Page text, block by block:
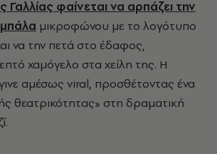
Γαλλίας φαίνεται να αρπάζει την
μικροφώνου με το λογότυπο
να την πετά στο έδαφος,
χαμόγελο στα χείλη της. Η
αμέσως viral, προσθέτοντας ένα
θεατρικότητας» στη δραματική